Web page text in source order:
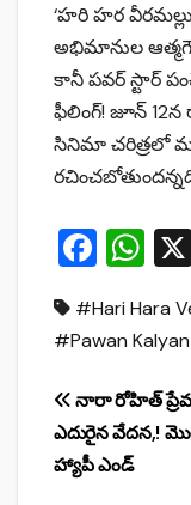
‘హరి హర
అభిమానుల
కానీ పవర్ స్టార్
ఫీలింగ్! జూన్
సినిమా చరిత్రలో
F
c
e
b
o
o
W
at
s
A
p
#Hari Hara
#Pawan Kalyan
Post
నారా రోహిత్
ఎదురైన వేదన,!
హ్యాపీ ఎండ్